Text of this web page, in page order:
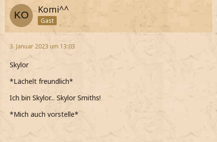
Komi^^
Gast
3. Januar 2023 um 13:03
Skylor
*Lächelt freundlich*
Ich bin Skylor... Skylor Smiths!
*Mich auch vorstelle*